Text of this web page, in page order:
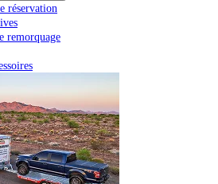
réservation
remorquage